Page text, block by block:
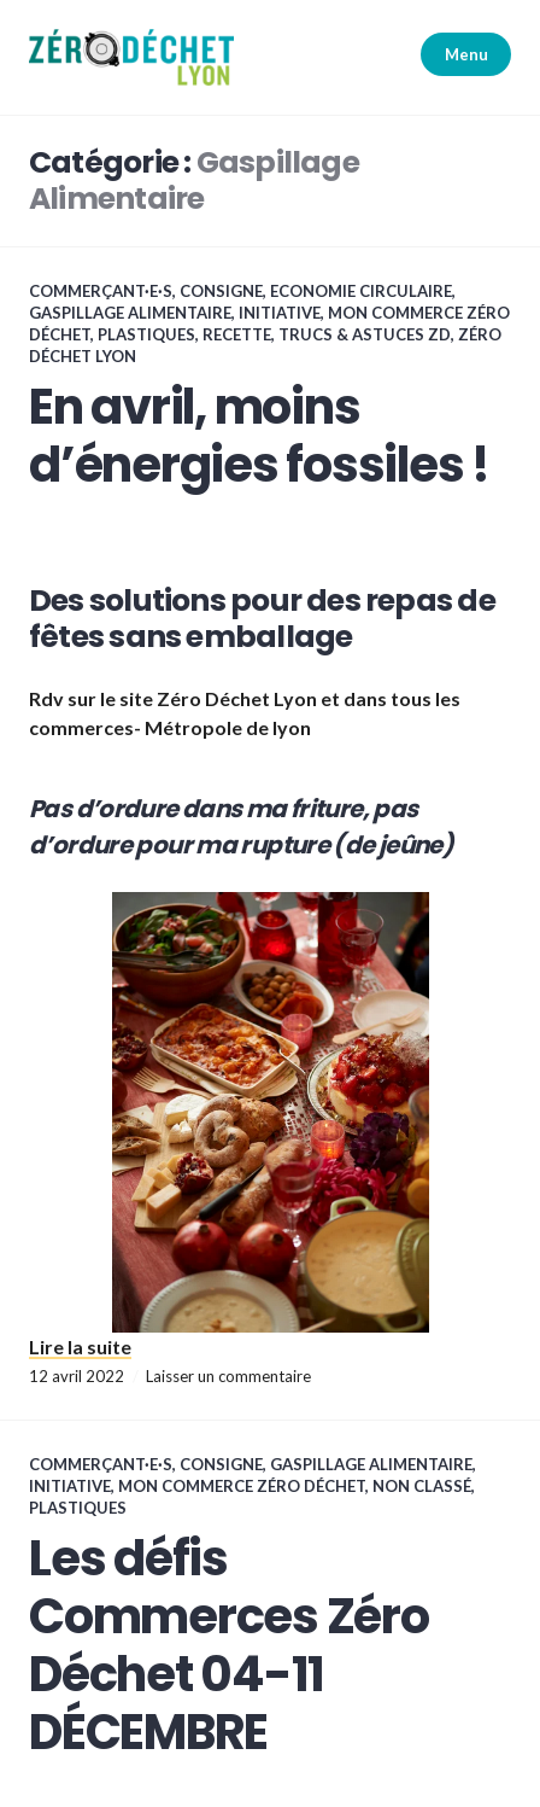
contenu
Menu
Catégorie :Gaspillage
Alimentaire
COMMERÇANT·E·S, CONSIGNE, ECONOMIE CIRCULAIRE,
GASPILLAGE ALIMENTAIRE, INITIATIVE, MON COMMERCE ZÉRO
DÉCHET, PLASTIQUES, RECETTE, TRUCS & ASTUCES ZD, ZÉRO
DÉCHET LYON
En avril, moins
d’énergies fossiles !
Des solutions pour des repas de
fêtes sans emballage
Rdv sur le site Zéro Déchet Lyon et dans tous les
commerces- Métropole de lyon
Pas d’ordure dans ma friture, pas
d’ordure pour ma rupture (de jeûne)
Lire la suite« En avril, moins d’énergies fossiles ! »
12 avril 2022 Laisser un commentaire
COMMERÇANT·E·S, CONSIGNE, GASPILLAGE ALIMENTAIRE,
INITIATIVE, MON COMMERCE ZÉRO DÉCHET, NON CLASSÉ,
PLASTIQUES
Les défis
Commerces Zéro
Déchet 04-11
DÉCEMBRE